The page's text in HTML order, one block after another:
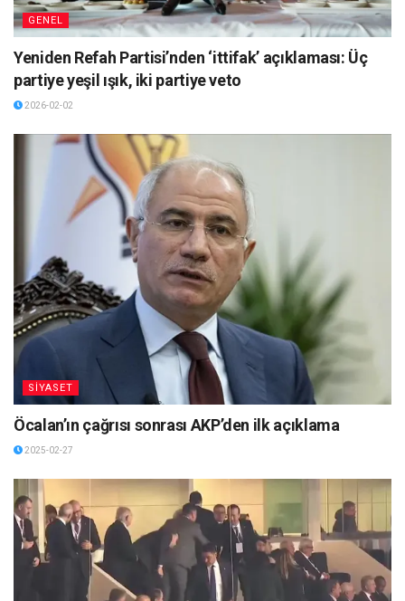
GENEL
Yeniden Refah Partisi’nden ‘ittifak’ açıklaması: Üç
partiye yeşil ışık, iki partiye veto
2026-02-02
SİYASET
Öcalan’ın çağrısı sonrası AKP’den ilk açıklama
2025-02-27